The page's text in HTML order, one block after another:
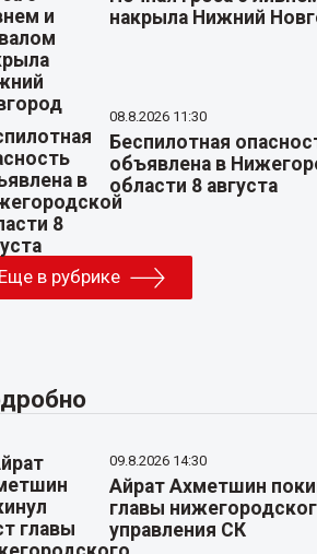
накрыла Нижний
08.8.2026 11:30
Беспилотная
объявлена в
области 8 августа
Еще в рубрике
09.8.2026 14:30
Айрат Ахметшин
главы
управления СК